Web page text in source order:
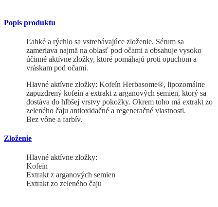
Popis produktu
Ľahké a rýchlo sa vstrebávajúce zloženie. Sérum sa
zameriava najmä na oblasť pod očami a obsahuje vysoko
účinné aktívne zložky, ktoré pomáhajú proti opuchom a
vráskam pod očami.
Hlavné aktívne zložky: Kofeín Herbasome®, lipozomálne
zapuzdrený kofeín a extrakt z arganových semien, ktorý sa
dostáva do hlbšej vrstvy pokožky. Okrem toho má extrakt zo
zeleného čaju antioxidačné a regeneračné vlastnosti.
Bez vône a farbív.
Zloženie
Hlavné aktívne zložky:
Kofeín
Extrakt z arganových semien
Extrakt zo zeleného čaju